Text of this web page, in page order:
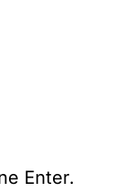
Enter.